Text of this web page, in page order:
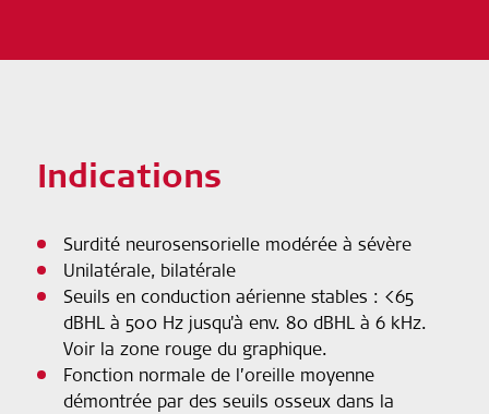
Indications
Surdité neurosensorielle modérée à sévère
Unilatérale, bilatérale
Seuils en conduction aérienne stables : <65
dBHL à 500 Hz jusqu'à env. 80 dBHL à 6 kHz.
Voir la zone rouge du graphique.
Fonction normale de l’oreille moyenne
démontrée par des seuils osseux dans la